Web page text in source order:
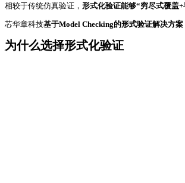
相较于传统仿真验证， 形式化验证能够“穷尽式覆盖+
芯华章科技基于Model Checking的形式验证解决方案
为什么选择形式化验证